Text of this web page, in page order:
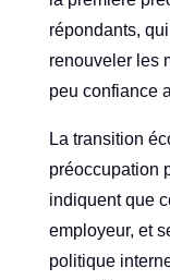
répondants,
renouveler les
peu confiance
La transition
préoccupation
indiquent que
employeur, et
politique